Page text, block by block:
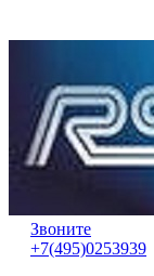
Звоните
+7(495)0253939